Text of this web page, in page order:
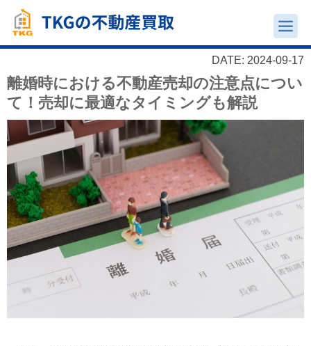
DATE: 2024-09-17
離婚時における不動産売却の注意点につい
て！売却に最適なタイミングも解説